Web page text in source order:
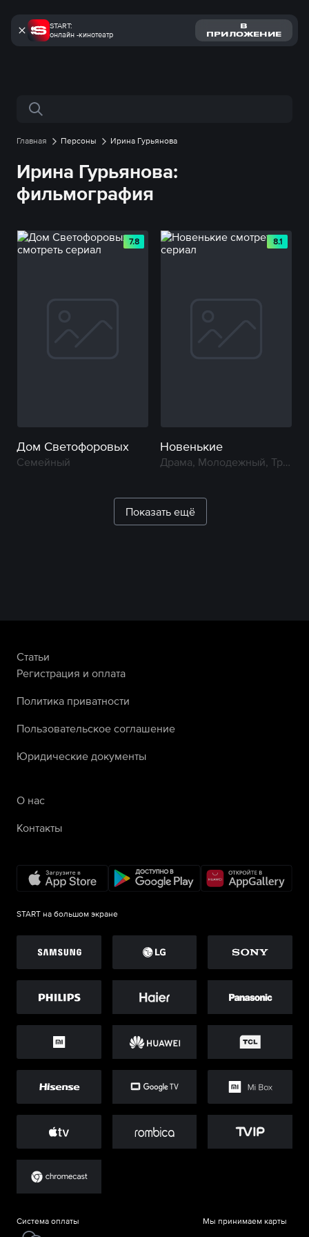
START:
онлайн -кинотеатр
В
ПРИЛОЖЕНИЕ
Поиск по сайту
Главная Персоны Ирина Гурьянова
Ирина Гурьянова:
фильмография
7.8
Дом Светофоровых
Семейный
8.1
Новенькие
Драма, Молодежный, Триллер
Показать ещё
Статьи
Регистрация и оплата
Политика приватности
Пользовательское соглашение
Юридические документы
О нас
Контакты
START на большом экране
Система оплаты Мы принимаем карты